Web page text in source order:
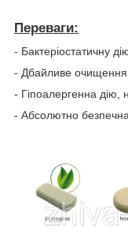
Переваги:
- Бактеріостатичну
- Дбайливе очищення
- Гіпоалергенна дію,
- Абсолютно